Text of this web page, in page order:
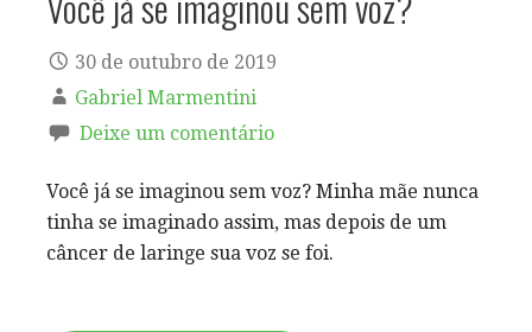
30 de outubro de 2019
Gabriel Marmentini
Deixe um comentário
Você já se imaginou sem voz? Minha mãe nunca
tinha se imaginado assim, mas depois de um
câncer de laringe sua voz se foi.